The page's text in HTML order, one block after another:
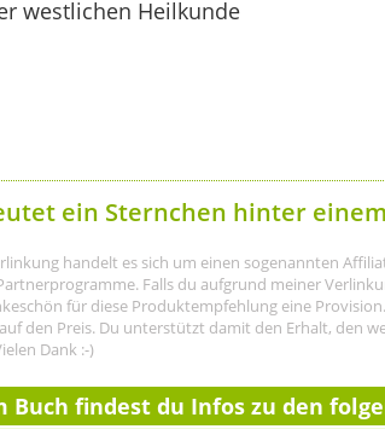
westlichen Heilkunde
ein Sternchen hinter
handelt es sich um einen sogenannten
Falls du aufgrund meiner
für diese Produktempfehlung eine
den Preis. Du unterstützt damit den Erhalt, den
Dank :-)
Buch findest du Infos zu den